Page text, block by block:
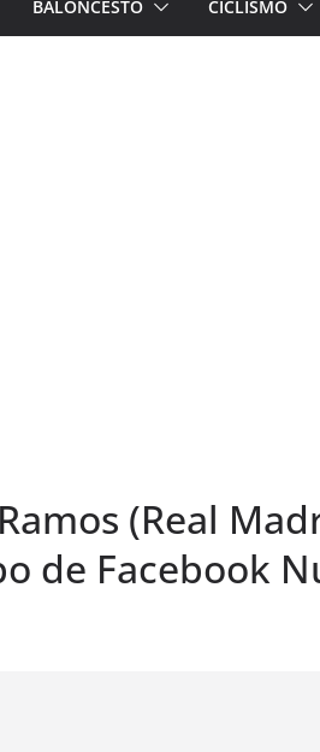
BALONCESTO CICLISMO
(Real
de Facebook